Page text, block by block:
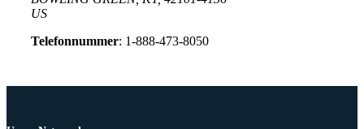
US
Telefonnummer: 1-888-473-8050